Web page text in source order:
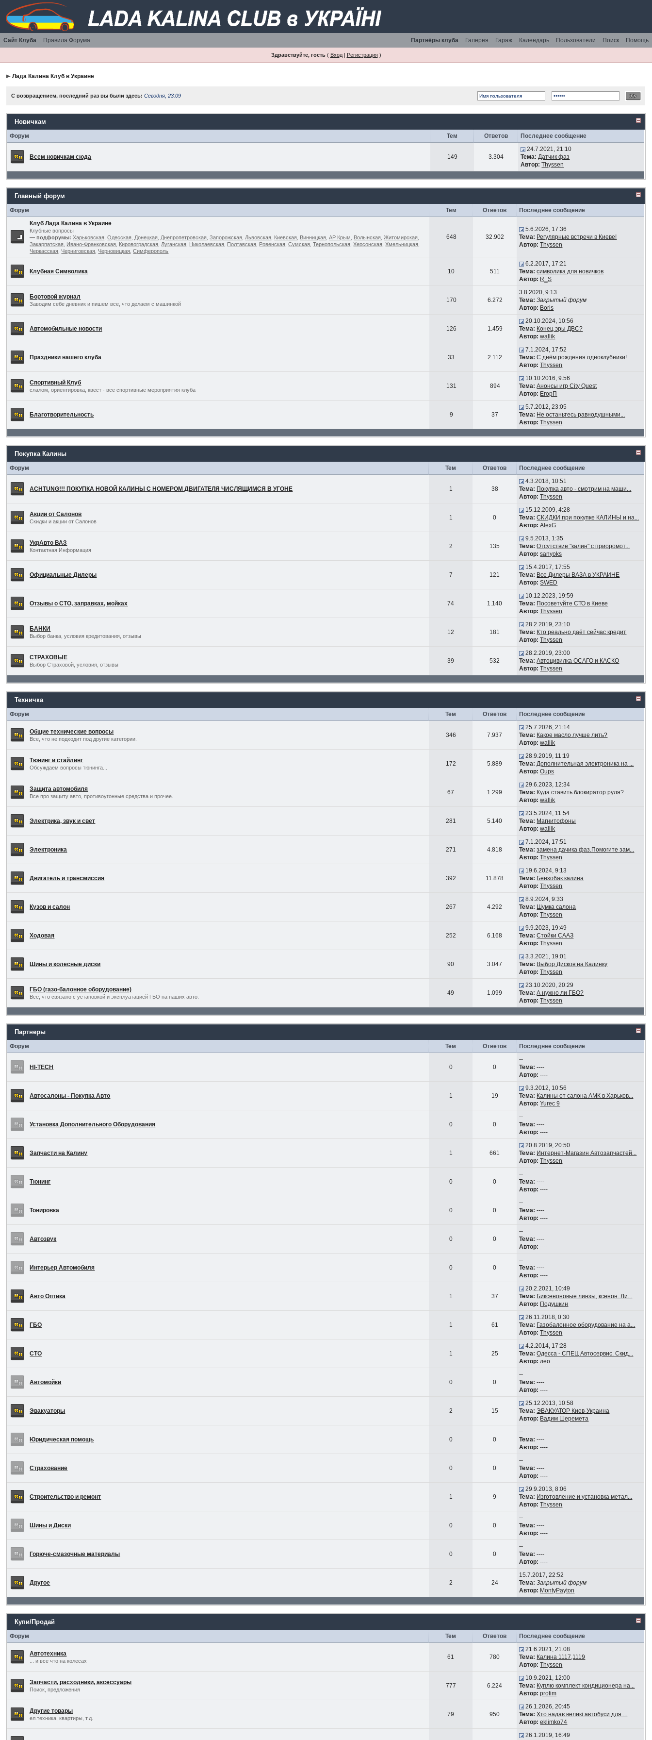
Сайт Клуба Правила Форума Помощь
Поиск
Пользователи
Календарь
Гараж
Галерея
Партнёры клуба
Здравствуйте, гость( Вход| Регистрация)
Лада Калина Клуб в Украине
С возвращением, последний раз вы были здесь:Сегодня, 23:09
Новичкам
Форум Тем Ответов Последнее сообщение
Всем новичкам сюда 149 3.304
24.7.2021, 21:10
Тема: Датчик фаз
Автор: Thyssen
Главный форум
Форум Тем Ответов
Последнее сообщение
Клуб Лада Калина в Украине
Клубные вопросы
— подфорумы: Харьковская ,Одесская Донецкая Днепропетровская ,Запорожская Львовская Киевская Винницкая ,АР Крым Волынская ,Житомирская
Закарпатская Ивано-Франковская Кировоградская Луганская Николаевская Полтавская Ровенская ,Сумская ,Тернопольская ,Херсонская ,Хмельницкая
Черкасская Черниговская Черновицкая ,Симферополь
648 32.902
5.6.2026, 17:36
Тема: Регулярные встречи в Киеве!
Автор: Thyssen
Клубная Символика 10 511
6.2.2017, 17:21
Тема: символика для новичков
Автор: R_S
Бортовой журнал
Заводим себе дневник и пишем все, что делаем с машинкой
170 6.272
3.8.2020, 9:13
Тема: Закрытый форум
Автор: Boris
Автомобильные новости 126 1.459
20.10.2024, 10:56
Тема: Конец эры ДВС?
Автор: wallik
Праздники нашего клуба 33 2.112
7.1.2024, 17:52
Тема: С днём рождения одноклубники!
Автор: Thyssen
Спортивный Клуб
слалом, ориентировка, квест - все спортивные мероприятия клуба
131 894
10.10.2016, 9:56
Тема: Анонсы игр City Quest
Автор: ЕгорП
Благотворительность 9 37
5.7.2012, 23:05
Тема: Не останьтесь равнодушными...
Автор: Thyssen
Покупка Калины
Форум Тем Ответов Последнее сообщение
ACHTUNG!!! ПОКУПКА НОВОЙ КАЛИНЫ С НОМЕРОМ ДВИГАТЕЛЯ ЧИСЛЯЩИМСЯ В УГОНЕ 1 38
4.3.2018, 10:51
Тема: Покупка авто - смотрим на маши...
Автор: Thyssen
Акции от Салонов
Скидки и акции от Салонов
1 0
15.12.2009, 4:28
Тема: СКИДКИ при покупке КАЛИНЫ и на...
Автор: AlexG
УкрАвто ВАЗ
Контактная Информация
2 135
9.5.2013, 1:35
Тема: Отсутствие "калин" с приоромот...
Автор: sanyoks
Официальные Дилеры 7 121
15.4.2017, 17:55
Тема: Все Дилеры ВАЗА в УКРАИНЕ
Автор: SWED
Отзывы о СТО, заправках, мойках 74 1.140
10.12.2023, 19:59
Тема: Посоветуйте СТО в Киеве
Автор: Thyssen
БАНКИ
Выбор банка, условия кредитования, отзывы
12 181
28.2.2019, 23:10
Тема: Кто реально даёт сейчас кредит
Автор: Thyssen
СТРАХОВЫЕ
Выбор Страховой, условия, отзывы
39 532
28.2.2019, 23:00
Тема: Автоцивилка ОСАГО и КАСКО
Автор: Thyssen
Техничка
Форум Тем Ответов Последнее сообщение
Общие технические вопросы
Все, что не подходит под другие категории.
346 7.937
25.7.2026, 21:14
Тема: Какое масло лучше лить?
Автор: wallik
Тюнинг и стайлинг
Обсуждаем вопросы тюнинга...
172 5.889
28.9.2019, 11:19
Тема: Дополнительная электроника на ...
Автор: Oups
Защита автомобиля
Все про защиту авто, противоугонные средства и прочее.
67 1.299
29.6.2023, 12:34
Тема: Куда ставить блокиратор руля?
Автор: wallik
Электрика, звук и свет 281 5.140
23.5.2024, 11:54
Тема: Магнитофоны
Автор: wallik
Электроника 271 4.818
7.1.2024, 17:51
Тема: замена дачика фаз.Помогите зам...
Автор: Thyssen
Двигатель и трансмиссия 392 11.878
19.6.2024, 9:13
Тема: Бензобак калина
Автор: Thyssen
Кузов и салон 267 4.292
8.9.2024, 9:33
Тема: Шумка салона
Автор: Thyssen
Ходовая 252 6.168
9.9.2023, 19:49
Тема: Стойки СААЗ
Автор: Thyssen
Шины и колесные диски 90 3.047
3.3.2021, 19:01
Тема: Выбор Дисков на Калинку
Автор: Thyssen
ГБО (газо-балонное оборудование)
Все, что связано с установкой и эксплуатацией ГБО на наших авто.
49 1.099
23.10.2020, 20:29
Тема: А нужно ли ГБО?
Автор: Thyssen
Партнеры
Форум Тем Ответов Последнее сообщение
HI-TECH 0 0
--
Тема: ----
Автор: ----
Автосалоны - Покупка Авто 1 19
9.3.2012, 10:56
Тема: Калины от салона АМК в Харьков...
Автор: Yurec 9
Установка Дополнительного Оборудования 0 0
--
Тема: ----
Автор: ----
Запчасти на Калину 1 661
20.8.2019, 20:50
Тема: Интернет-Магазин Автозапчастей...
Автор: Thyssen
Тюнинг 0 0
--
Тема: ----
Автор: ----
Тонировка 0 0
--
Тема: ----
Автор: ----
Автозвук 0 0
--
Тема: ----
Автор: ----
Интерьер Автомобиля 0 0
--
Тема: ----
Автор: ----
Авто Оптика 1 37
20.2.2021, 10:49
Тема: Биксеноновые линзы, ксенон. Ли...
Автор: Подушкин
ГБО 1 61
26.11.2018, 0:30
Тема: Газобалонное оборудование на а...
Автор: Thyssen
СТО 1 25
4.2.2014, 17:28
Тема: Одесса - СПЕЦ Автосервис. Скид...
Автор: лео
Автомойки 0 0
--
Тема: ----
Автор: ----
Эвакуаторы 2 15
25.12.2013, 10:58
Тема: ЭВАКУАТОР Киев-Украина
Автор: Вадим Шеремета
Юридическая помощь 0 0
--
Тема: ----
Автор: ----
Страхование 0 0
--
Тема: ----
Автор: ----
Строительство и ремонт 1 9
29.9.2013, 8:06
Тема: Изготовление и установка метал...
Автор: Thyssen
Шины и Диски 0 0
--
Тема: ----
Автор: ----
Горюче-смазочные материалы 0 0
--
Тема: ----
Автор: ----
Другое 2 24
15.7.2017, 22:52
Тема: Закрытый форум
Автор: MontyPayton
Купи/Продай
Форум Тем Ответов Последнее сообщение
Автотехника
... и все что на колесах
61 780
21.6.2021, 21:08
Тема: Калина 1117,1119
Автор: Thyssen
Запчасти, расходники, аксессуары
Поиск, предложения
777 6.224
10.9.2021, 12:00
Тема: Куплю комплект кондиционера на...
Автор: protim
Другие товары
ел.техника, квартиры, т.д.
79 950
26.1.2026, 20:45
Тема: Хто надає великі автобуси для ...
Автор: eklimko74
26.1.2019, 16:49